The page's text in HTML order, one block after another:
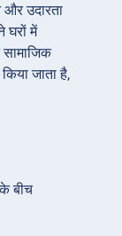
और उदारता
घरों में
जाता है,
बीच